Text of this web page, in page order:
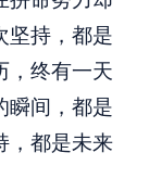
坚持，都是
，终有一天
瞬间，都是
，都是未来